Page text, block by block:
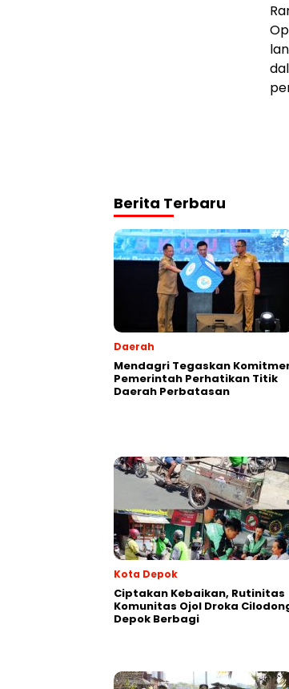
Berita Terbaru
Daerah
Mendagri Tegaskan
Pemerintah Perhatikan Titik
Daerah Perbatasan
Kota Depok
Ciptakan Kebaikan, Rutinitas
Komunitas Ojol Droka
Depok Berbagi